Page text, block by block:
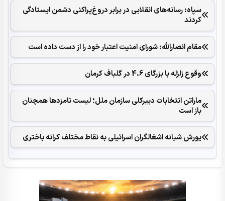
سپاه: رسانه‌های انقلابی در برابر دروغ‌پراکنی دشمن ایستادگی
کردند
مقام انصارالله: شورای امنیت اعتبار خود را از دست داده است
وقوع زلزله با بزرگای 4.6 در گلباف کرمان
ماراتن انتخابات دبیرکلی سازمان ملل؛ لیست نامزدها همچنان
باز است
یورش شبانه اشغالگران اسرائیلی به نقاط مختلف کرانه باختری